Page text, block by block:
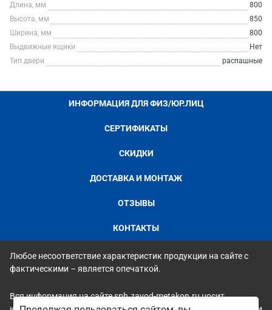
Длина, мм
800
Высота, мм
850
Ширина, мм
800
Выдвижные ящики
Нет
Тип двери
распашные
ИНФОРМАЦИЯ ДЛЯ ФИЗ/ЮР.ЛИЦ
СЕРТИФИКАТЫ
СКИДКИ
ДОСТАВКА И МОНТАЖ
ОТЗЫВЫ
КОНТАКТЫ
Любое несоответствие характеристик продукции на сайте с
фактическими – является опечаткой.
Вся информация на сайте spb.zavod-metakon.ru носит